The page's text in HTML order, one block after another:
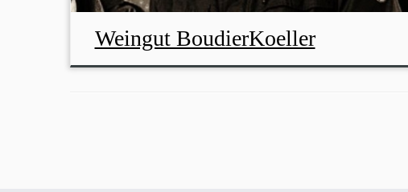
Weingut BoudierKoeller